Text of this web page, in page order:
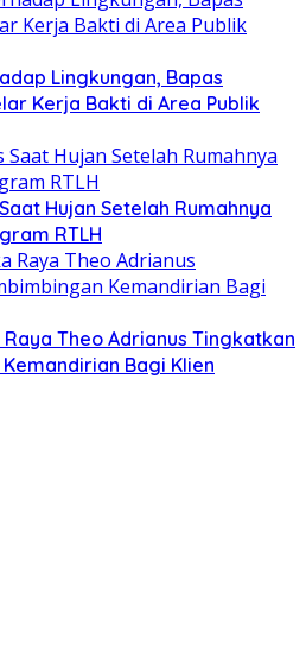
Lingkungan, Bapas
Kerja Bakti di Area Publik
Hujan Setelah Rumahnya
RTLH
Theo Adrianus Tingkatkan
Bagi Klien